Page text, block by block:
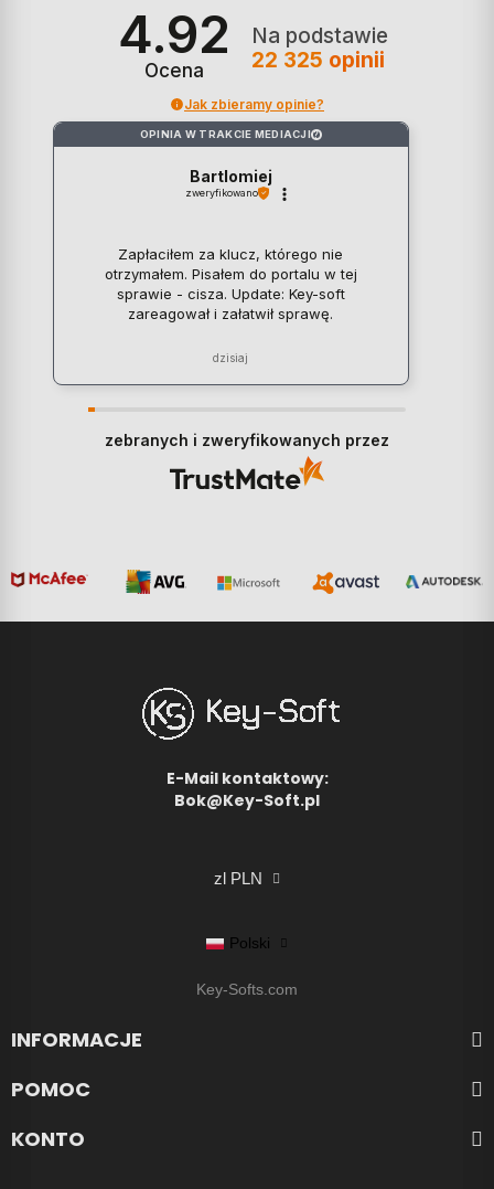
4.92
Ocena
Na podstawie
22 325 opinii
Jak zbieramy opinie?
OPINIA W TRAKCIE MEDIACJI ?
Bartlomiej
zweryfikowano
Zapłaciłem za klucz, którego nie
otrzymałem. Pisałem do portalu w tej
sprawie - cisza. Update: Key-soft
zareagował i załatwił sprawę.
dzisiaj
zebranych i zweryfikowanych przez
E-Mail kontaktowy:
Bok@Key-Soft.pl
zl PLN
Polski
Key-Softs.com
INFORMACJE
POMOC
KONTO